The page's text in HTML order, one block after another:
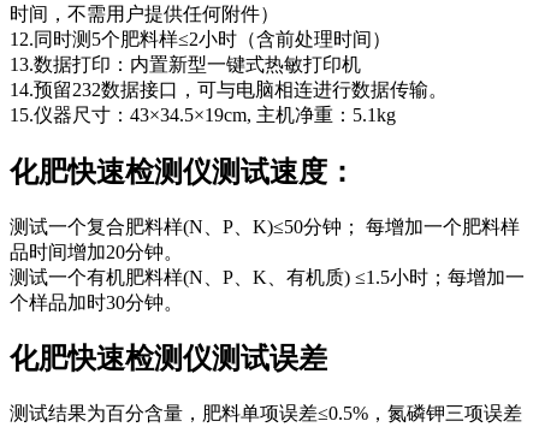
时间，不需用户提供任何附件）
12.同时测5个肥料样≤2小时（含前处理时间）
13.数据打印：内置新型一键式热敏打印机
14.预留232数据接口，可与电脑相连进行数据传输。
15.仪器尺寸：43×34.5×19cm, 主机净重：5.1kg
化肥快速检测仪测试速度：
测试一个复合肥料样(N、P、K)≤50分钟； 每增加一个肥料样
品时间增加20分钟。
测试一个有机肥料样(N、P、K、有机质) ≤1.5小时；每增加一
个样品加时30分钟。
化肥快速检测仪测试误差
测试结果为百分含量，肥料单项误差≤0.5%，氮磷钾三项误差